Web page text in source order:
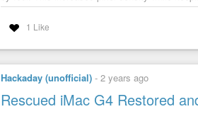
# Env Fix
exec_always --no-startup-id /bin/bash -lc
### IDLE ###
exec_always swayidle -w \
timeout 300 'playerctl status |
timeout 330 'playerctl status |
1 Like
Hackaday (unofficial) - 2 years ago
Rescued iMac G4 Restored